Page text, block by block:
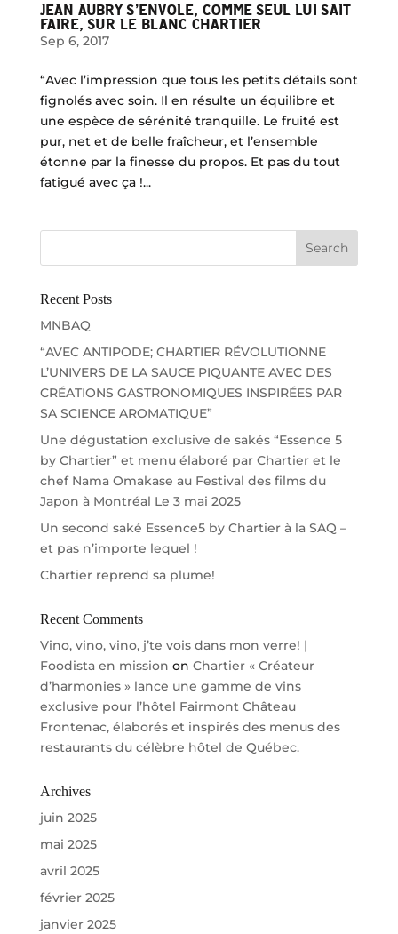
JEAN AUBRY S’ENVOLE, COMME SEUL LUI SAIT
FAIRE, SUR LE BLANC CHARTIER
Sep 6, 2017
“Avec l’impression que tous les petits détails sont
fignolés avec soin. Il en résulte un équilibre et
une espèce de sérénité tranquille. Le fruité est
pur, net et de belle fraîcheur, et l’ensemble
étonne par la finesse du propos. Et pas du tout
fatigué avec ça !...
Recent Posts
MNBAQ
“AVEC ANTIPODE; CHARTIER RÉVOLUTIONNE
L’UNIVERS DE LA SAUCE PIQUANTE AVEC DES
CRÉATIONS GASTRONOMIQUES INSPIRÉES PAR
SA SCIENCE AROMATIQUE”
Une dégustation exclusive de sakés “Essence 5
by Chartier” et menu élaboré par Chartier et le
chef Nama Omakase au Festival des films du
Japon à Montréal Le 3 mai 2025
Un second saké Essence5 by Chartier à la SAQ –
et pas n’importe lequel !
Chartier reprend sa plume!
Recent Comments
Vino, vino, vino, j’te vois dans mon verre! |
Foodista en mission on Chartier « Créateur
d’harmonies » lance une gamme de vins
exclusive pour l’hôtel Fairmont Château
Frontenac, élaborés et inspirés des menus des
restaurants du célèbre hôtel de Québec.
Archives
juin 2025
mai 2025
avril 2025
février 2025
janvier 2025